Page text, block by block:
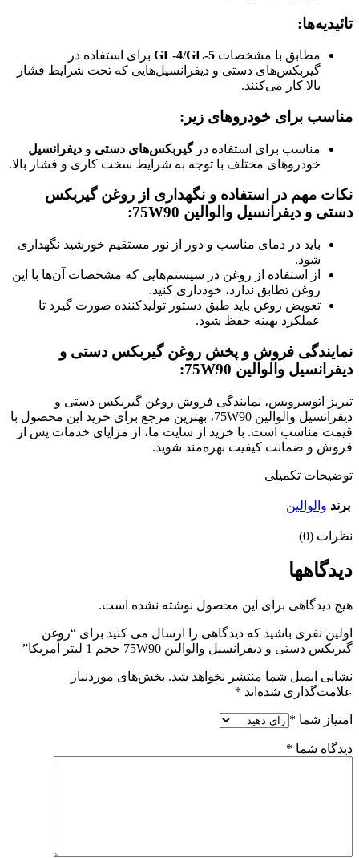
تائیدیه‌ها:
مطابق با مشخصات GL-4/GL-5 برای استفاده در
گیربکس‌های دستی و دیفرانسیل‌هایی که تحت شرایط فشار
بالا کار می‌کنند.
مناسب برای خودروهای زیر:
مناسب برای استفاده درگیربکس‌های دستی و دیفرانسیل
خودروهای مختلف با توجه به شرایط سخت کاری و فشار بالا.
نکات مهم در استفاده و نگهداری از روغن گیربکس
دستی و دیفرانسیل والوالین 75W90:
باید در دمای مناسب و دور از نور مستقیم خورشید نگهداری
شود.
از استفاده از روغن در سیستم‌هایی که مشخصات آن‌ها با این
روغن تطابق ندارد، خودداری کنید.
تعویض روغن باید طبق دستور تولیدکننده صورت گیرد تا
عملکرد بهینه حفظ شود.
نمایندگی فروش و پخش روغن گیربکس دستی و
دیفرانسیل والوالین 75W90:
تبریز اتوسرویس، نمایندگی فروش روغن گیربکس دستی و
دیفرانسیل والوالین 75W90، بهترین مرجع برای خرید این محصول با
قیمت مناسب است. با خرید از سایت ما، از مزایای خدمات پس از
فروش و ضمانت کیفیت بهره‌مند شوید.
توضیحات تکمیلی
برند والوالین
نظرات (0)
دیدگاهها
هیچ دیدگاهی برای این محصول نوشته نشده است.
اولین نفری باشید که دیدگاهی را ارسال می کنید برای “روغن
گیربکس دستی و دیفرانسیل والوالین 75W90 حجم 1 لیتر آمریکا”
نشانی ایمیل شما منتشر نخواهد شد. بخش‌های موردنیاز
علامت‌گذاری شده‌اند *
امتیاز شما *
دیدگاه شما *